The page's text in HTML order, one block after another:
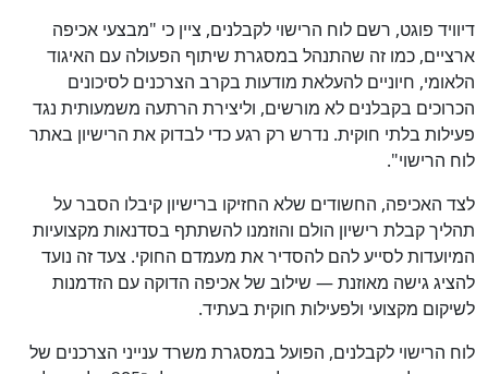
דיוויד פוגט, רשם לוח הרישוי לקבלנים, ציין כי "מבצעי אכיפה
ארציים, כמו זה שהתנהל במסגרת שיתוף הפעולה עם האיגוד
הלאומי, חיוניים להעלאת מודעות בקרב הצרכנים לסיכונים
הכרוכים בקבלנים לא מורשים, וליצירת הרתעה משמעותית נגד
פעילות בלתי חוקית. נדרש רק רגע כדי לבדוק את הרישיון באתר
לוח הרישוי".
לצד האכיפה, החשודים שלא החזיקו ברישיון קיבלו הסבר על
תהליך קבלת רישיון הולם והוזמנו להשתתף בסדנאות מקצועיות
המיועדות לסייע להם להסדיר את מעמדם החוקי. צעד זה נועד
להציג גישה מאוזנת — שילוב של אכיפה הדוקה עם הזדמנות
לשיקום מקצועי ולפעילות חוקית בעתיד.
לוח הרישוי לקבלנים, הפועל במסגרת משרד ענייני הצרכנים של